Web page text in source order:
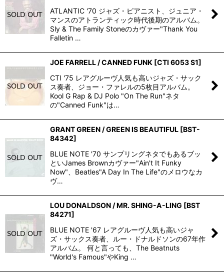
ATLANTIC '70 ジャズ・ピアニスト、ジュニア・
マンスのアトランティック時代後期のアルバム。
Sly & The Family Stoneのカヴァー"Thank You
Falletin …
JOE FARRELL / CANNED FUNK [CTI 6053 S1]
CTI '75 レアグルーヴ人気も高いジャズ・サック
ス奏者、ジョー・ファレルの5枚目アルバム。
Kool G Rap & DJ Polo "On The Run"ネタ
の"Canned Funk"は…
GRANT GREEN / GREEN IS BEAUTIFUL [BST-
84342]
BLUE NOTE '70 サンプリングネタでもあるブッ
といJames Brownカヴァー"Ain't It Funky
Now"、Beatles"A Day In The Life"のメロウなカ
ヴ…
LOU DONALDSON / MR. SHING-A-LING [BST
84271]
BLUE NOTE '67 レアグルーヴ人気も高いジャ
ズ・サックス奏者、ルー・ドナルドソンの67年作
アルバム。 何と言っても、The Beatnuts
"World's Famous"やKing …